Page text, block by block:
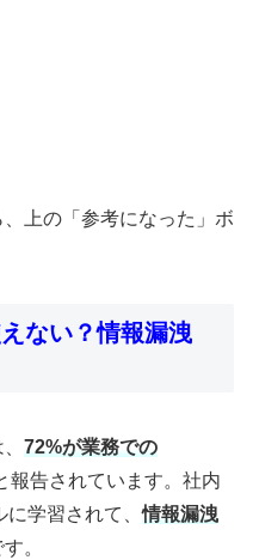
上の「参考になった」ボ
ない？情報漏洩
72%が業務での
報告されています。社内
に学習されて、情報漏洩
。